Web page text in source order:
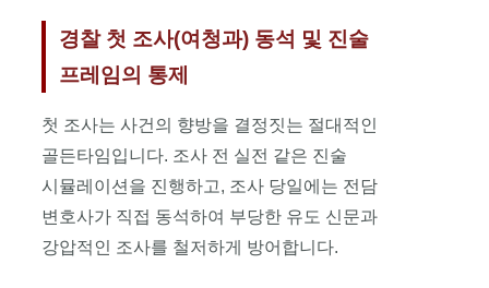
검찰
송치
전
불송치
기소유예
도출을
위한
(Two-
경찰 첫 조사(여청과) 동석 및 진술
프레임의 통제
첫 조사는 사건의 향방을 결정짓는 절대적인
골든타임입니다. 조사 전 실전 같은 진술
시뮬레이션을 진행하고, 조사 당일에는 전담
변호사가 직접 동석하여 부당한 유도 신문과
강압적인 조사를 철저하게 방어합니다.